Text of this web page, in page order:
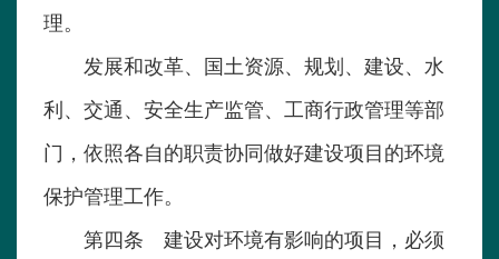
理。
发展和改革、国土资源、规划、建设、水
利、交通、安全生产监管、工商行政管理等部
门，依照各自的职责协同做好建设项目的环境
保护管理工作。
第四条 建设对环境有影响的项目，必须